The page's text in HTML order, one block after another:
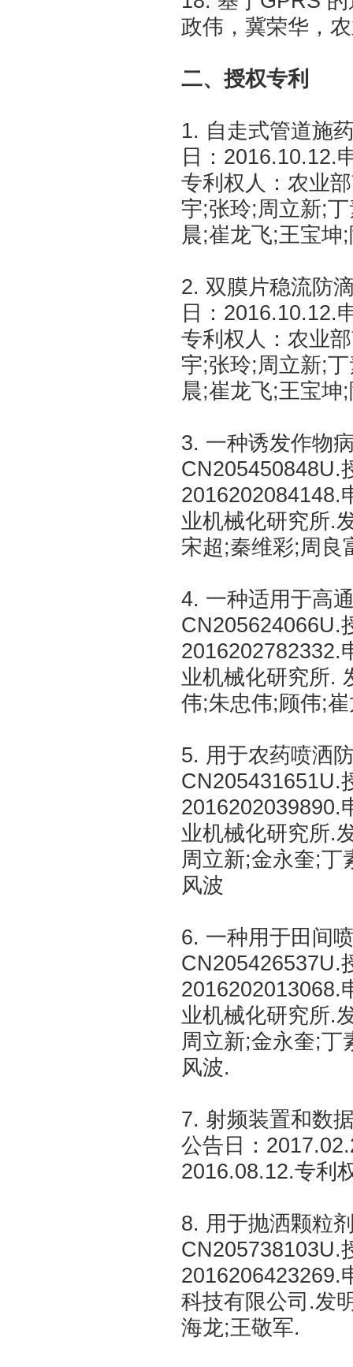
政伟，冀荣华，
二、授权专利
1. 自走式管道施
日：2016.10.12.
专利权人：农业
宇;张玲;周立新;
晨;崔龙飞;王宝坤
2. 双膜片稳流防
日：2016.10.12.
专利权人：农业
宇;张玲;周立新;
晨;崔龙飞;王宝坤
3. 一种诱发作物
CN205450848U.
2016202084148.
业机械化研究所.
宋超;秦维彩;周良
4. 一种适用于高
CN205624066U.
2016202782332.
业机械化研究所.
伟;朱忠伟;顾伟;
5. 用于农药喷洒
CN205431651U.
2016202039890.
业机械化研究所.
周立新;金永奎;丁
风波
6. 一种用于田间
CN205426537U.
2016202013068.
业机械化研究所.
周立新;金永奎;丁
风波.
7. 射频装置和数
公告日：
2016.08.12.专利
8. 用于抛洒颗粒
CN205738103U.
2016206423269.
科技有限公司.发
海龙;王敬军.